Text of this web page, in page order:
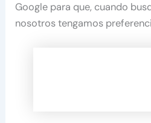
Google para que, cuando
nosotros tengamos